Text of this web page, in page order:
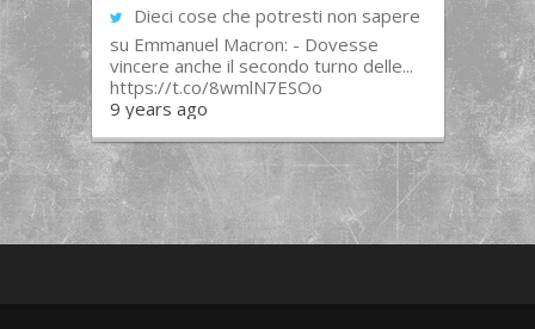
Dieci cose che potresti non sapere
su Emmanuel Macron: - Dovesse
vincere anche il secondo turno delle...
https://t.co/8wmlN7ESOo
9 years ago